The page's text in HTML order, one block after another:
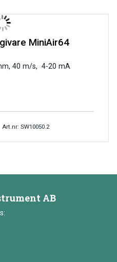
MiniAir64
40 m/s, 4-20 mA
Art.nr: SW10050.2
AB